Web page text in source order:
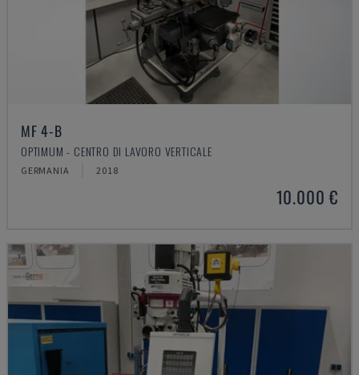
MF 4-B
OPTIMUM - CENTRO DI LAVORO VERTICALE
GERMANIA 2018
10.000 €